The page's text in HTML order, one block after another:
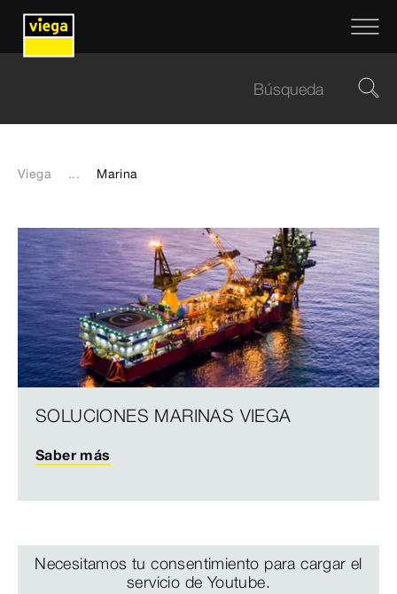
Viega ... Marina
SOLUCIONES MARINAS VIEGA
Saber más
Necesitamos tu consentimiento para cargar el
servicio de Youtube.